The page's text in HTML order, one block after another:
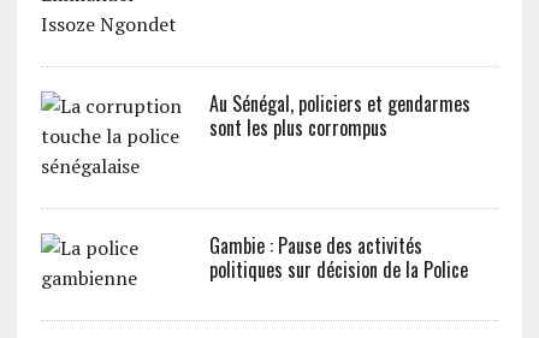
Au Sénégal, policiers et gendarmes
sont les plus corrompus
Gambie : Pause des activités
politiques sur décision de la Police